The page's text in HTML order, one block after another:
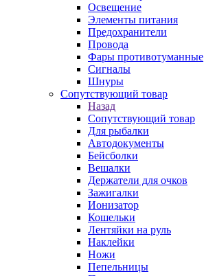
Освещение
Элементы питания
Предохранители
Провода
Фары противотуманные
Сигналы
Шнуры
Сопутствующий товар
Назад
Сопутствующий товар
Для рыбалки
Автодокументы
Бейсболки
Вешалки
Держатели для очков
Зажигалки
Ионизатор
Кошельки
Лентяйки на руль
Наклейки
Ножи
Пепельницы